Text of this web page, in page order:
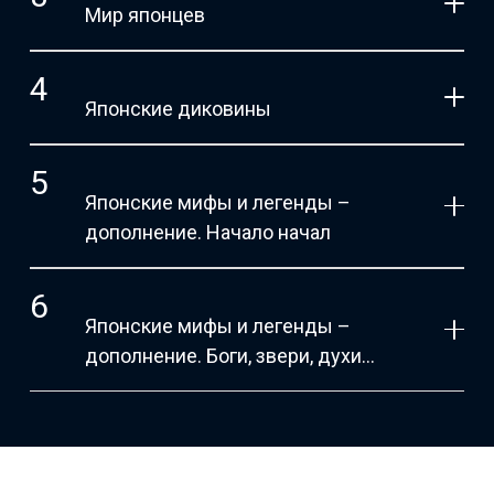
Мир японцев
Японские диковины
Японские мифы и легенды –
дополнение. Начало начал
Японские мифы и легенды –
дополнение. Боги, звери, духи…